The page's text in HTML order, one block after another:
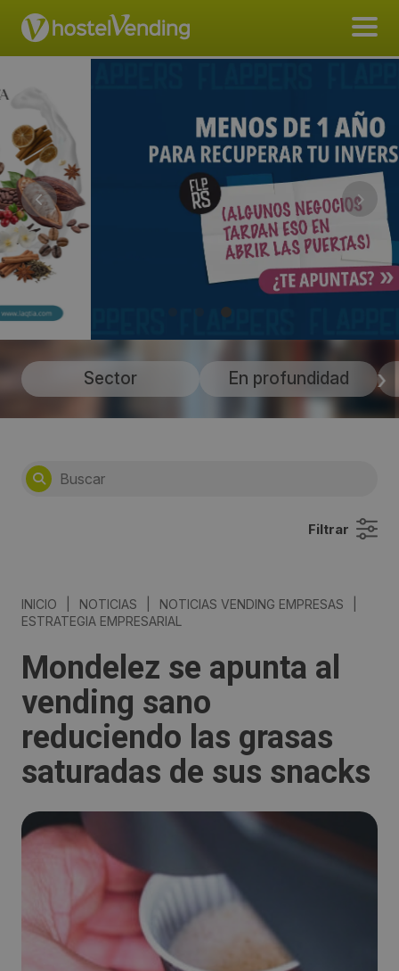
Sector En profundidad
Filtrar
INICIO NOTICIAS NOTICIAS VENDING EMPRESAS
ESTRATEGIA EMPRESARIAL
Mondelez se apunta al
vending sano
reduciendo las grasas
saturadas de sus snacks